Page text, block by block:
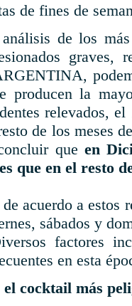
de fines de
de los
graves,
producen la
relevados,
de los meses
que en
que en el resto
acuerdo a estos
sábados y
factores
en esta
cocktail más